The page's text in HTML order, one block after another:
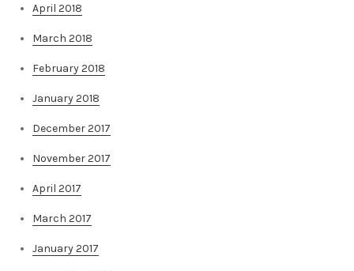
April 2018
March 2018
February 2018
January 2018
December 2017
November 2017
April 2017
March 2017
January 2017